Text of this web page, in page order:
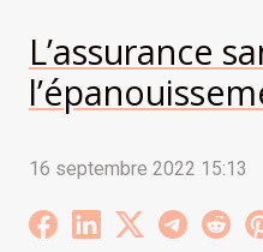
L’assurance
16 septembre 2022 15:13